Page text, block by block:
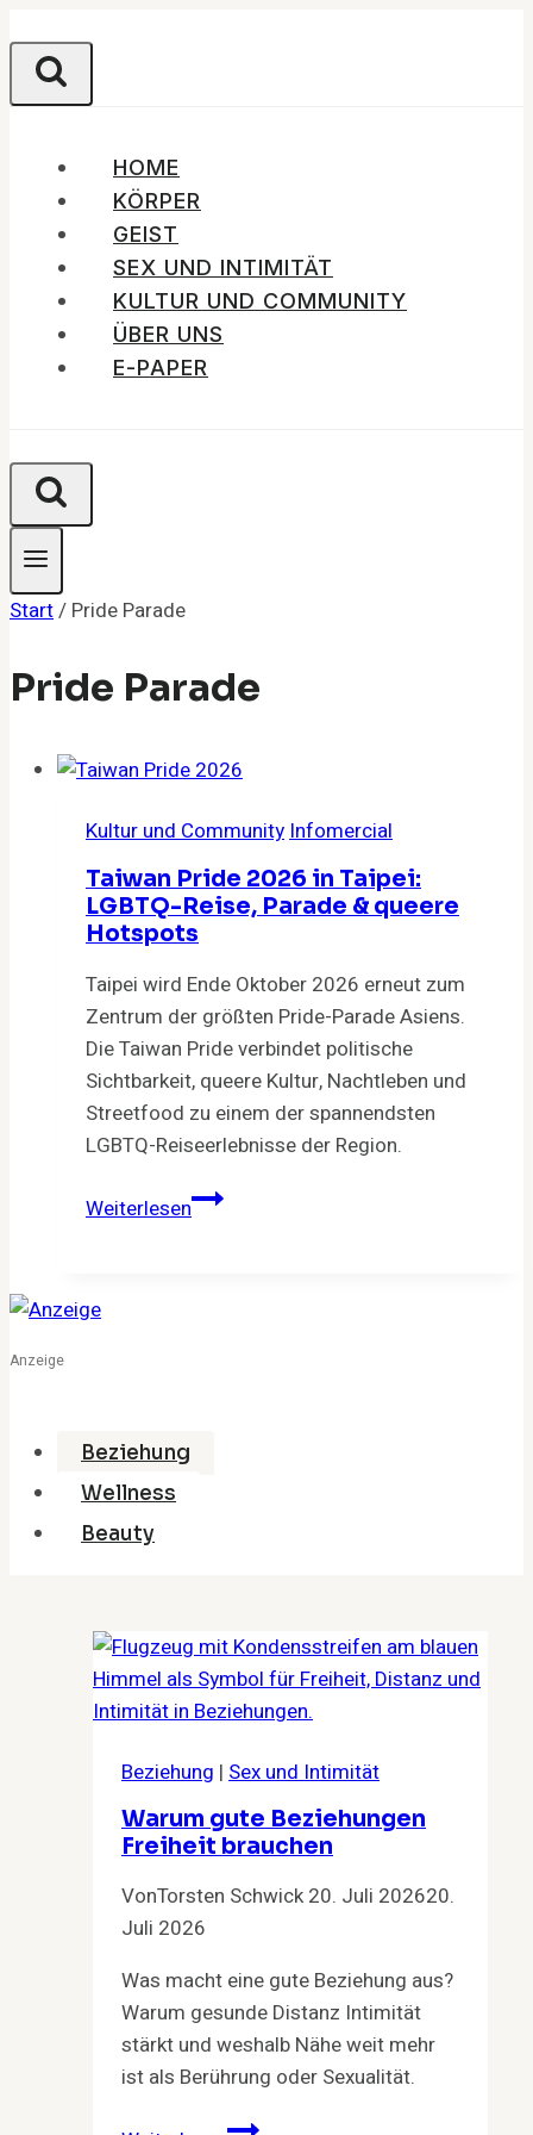
Inhalt
springen
HOME
KÖRPER
GEIST
SEX UND INTIMITÄT
KULTUR UND COMMUNITY
ÜBER UNS
E-PAPER
Start/ Pride Parade
Pride Parade
Kultur und Community Infomercial
Taiwan Pride 2026 in Taipei:
LGBTQ-Reise, Parade & queere
Hotspots
Taipei wird Ende Oktober 2026 erneut zum
Zentrum der größten Pride-Parade Asiens.
Die Taiwan Pride verbindet politische
Sichtbarkeit, queere Kultur, Nachtleben und
Streetfood zu einem der spannendsten
LGBTQ-Reiseerlebnisse der Region.
WeiterlesenTaiwan
Anzeige
Beziehung
Wellness
Beauty
Beziehung | Sex und Intimität
Warum gute Beziehungen
Freiheit brauchen
VonTorsten Schwick 20. Juli 202620.
Juli 2026
Was macht eine gute Beziehung aus?
Warum gesunde Distanz Intimität
stärkt und weshalb Nähe weit mehr
ist als Berührung oder Sexualität.
Warum